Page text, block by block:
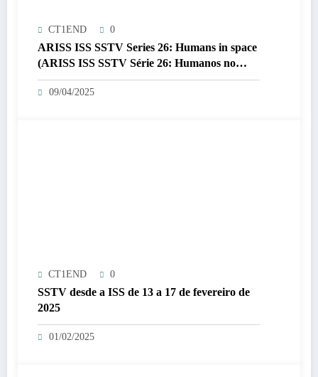
CT1END 0
ARISS ISS SSTV Series 26: Humans in space
(ARISS ISS SSTV Série 26: Humanos no
espaço)
09/04/2025
CT1END 0
SSTV desde a ISS de 13 a 17 de fevereiro de
2025
01/02/2025